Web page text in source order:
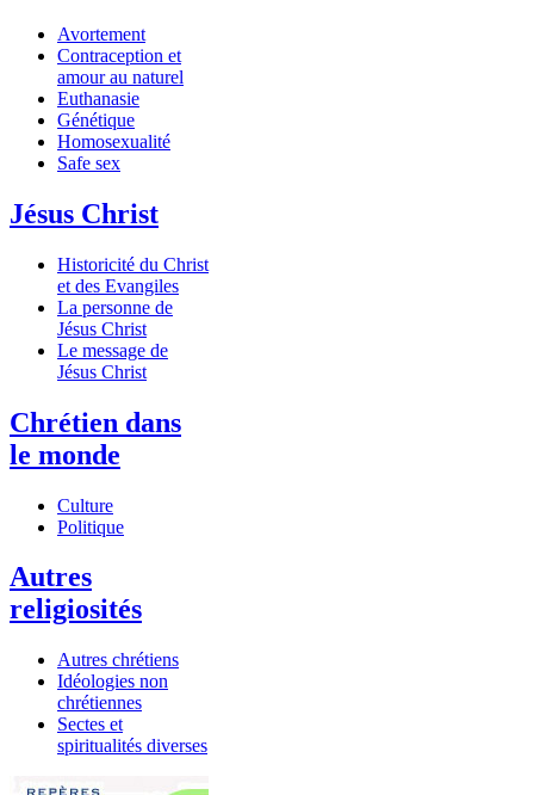
Avortement
Contraception et
amour au naturel
Euthanasie
Génétique
Homosexualité
Safe sex
Jésus Christ
Historicité du Christ
et des Evangiles
La personne de
Jésus Christ
Le message de
Jésus Christ
Chrétien dans
le monde
Culture
Politique
Autres
religiosités
Autres chrétiens
Idéologies non
chrétiennes
Sectes et
spiritualités diverses